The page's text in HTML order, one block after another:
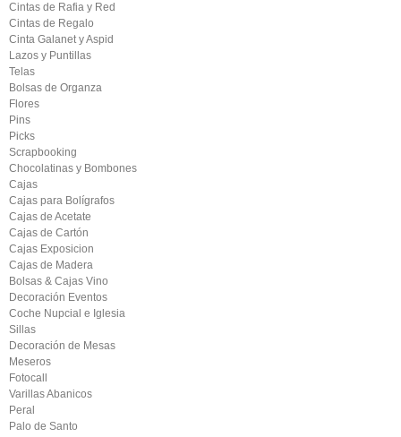
Cintas de Rafia y Red
Cintas de Regalo
Cinta Galanet y Aspid
Lazos y Puntillas
Telas
Bolsas de Organza
Flores
Pins
Picks
Scrapbooking
Chocolatinas y Bombones
Cajas
Cajas para Bolígrafos
Cajas de Acetate
Cajas de Cartón
Cajas Exposicion
Cajas de Madera
Bolsas & Cajas Vino
Decoración Eventos
Coche Nupcial e Iglesia
Sillas
Decoración de Mesas
Meseros
Fotocall
Varillas Abanicos
Peral
Palo de Santo